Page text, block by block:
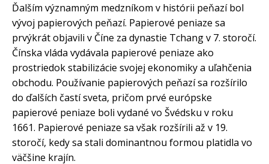
Ďalším významným medzníkom v histórii peňazí bol
vývoj papierových peňazí. Papierové peniaze sa
prvýkrát objavili v Číne za dynastie Tchang v 7. storočí.
Čínska vláda vydávala papierové peniaze ako
prostriedok stabilizácie svojej ekonomiky a uľahčenia
obchodu. Používanie papierových peňazí sa rozšírilo
do ďalších častí sveta, pričom prvé európske
papierové peniaze boli vydané vo Švédsku v roku
1661. Papierové peniaze sa však rozšírili až v 19.
storočí, kedy sa stali dominantnou formou platidla vo
väčšine krajín.